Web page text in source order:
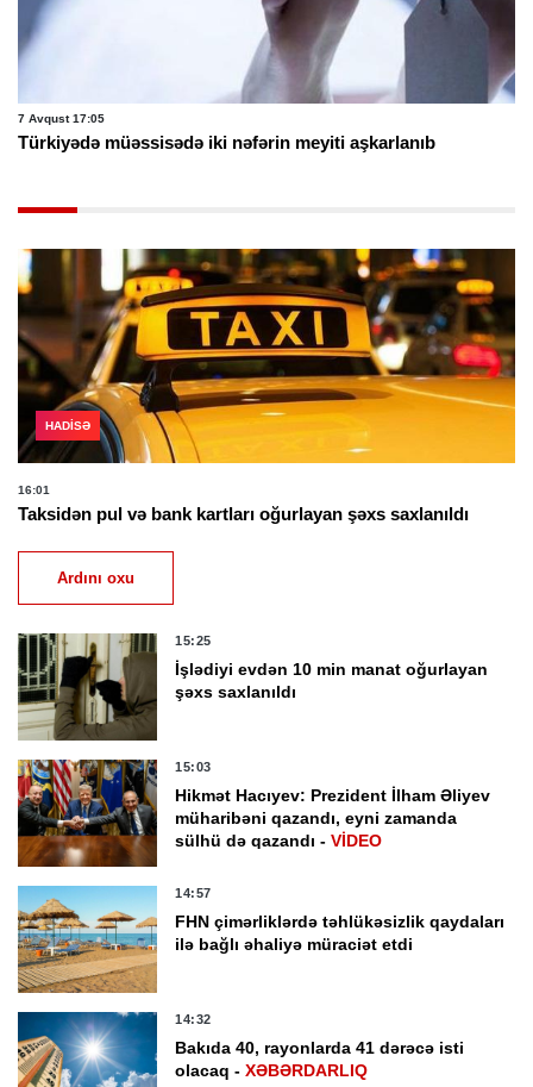
7 Avqust 17:05
Türkiyədə müəssisədə iki nəfərin meyiti aşkarlanıb
HADISƏ
16:01
Taksidən pul və bank kartları oğurlayan şəxs saxlanıldı
Ardını oxu
15:25
İşlədiyi evdən 10 min manat oğurlayan
şəxs saxlanıldı
15:03
Hikmət Hacıyev: Prezident İlham Əliyev
müharibəni qazandı, eyni zamanda
sülhü də qazandı -VİDEO
14:57
FHN çimərliklərdə təhlükəsizlik qaydaları
ilə bağlı əhaliyə müraciət etdi
14:32
Bakıda 40, rayonlarda 41 dərəcə isti
olacaq -XƏBƏRDARLIQ